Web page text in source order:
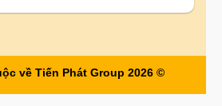
về Tiến Phát Group 2026 ©